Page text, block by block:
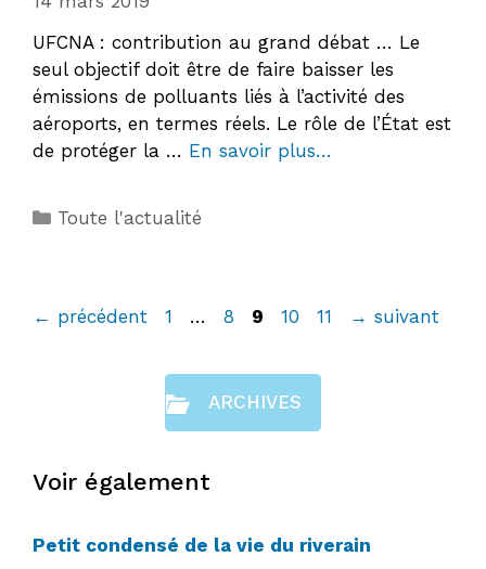
UFCNA : contribution au grand débat … Le
seul objectif doit être de faire baisser les
émissions de polluants liés à l’activité des
aéroports, en termes réels. Le rôle de l’État est
de protéger la … En savoir plus…
Catégories
Toute l'actualité
← précédent Page
1 … Page
8 Page
9 Page
10 Page
11 → suivant
ARCHIVES
Voir également
Petit condensé de la vie du riverain